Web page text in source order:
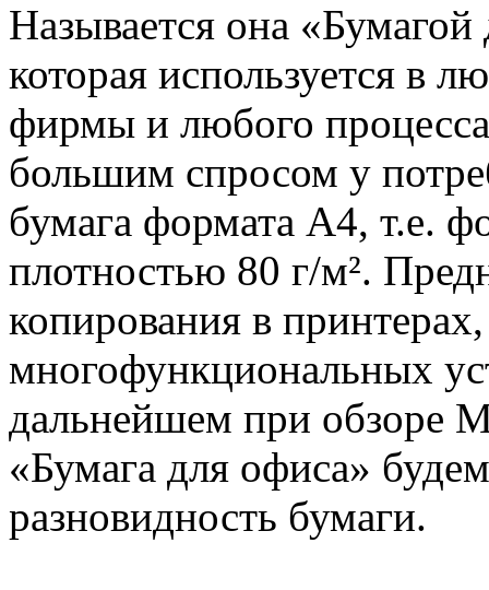
Называется она
которая используется в
фирмы и любого
большим спросом у
бумага формата А4, т.е.
плотностью 80 г/м².
копирования в
многофункциональных
дальнейшем при обзоре
«Бумага для офиса»
разновидность бумаги.